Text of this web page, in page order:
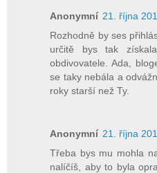
Anonymní 21. října
Rozhodně by ses
určitě bys tak
obdivovatele. Ada,
se taky nebála a
roky starší než Ty.
Anonymní 21. října
Třeba bys mu mohla
nalíčíš, aby to byla